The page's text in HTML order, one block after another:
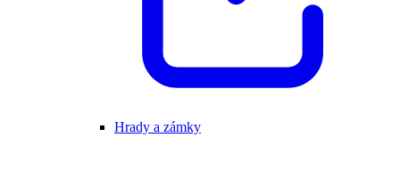
Hrady a zámky